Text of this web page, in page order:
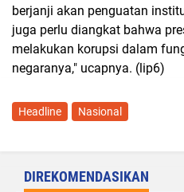
berjanji akan penguatan
juga perlu diangkat bahwa
melakukan korupsi dalam
negaranya," ucapnya. (lip6)
Headline Nasional
DIREKOMENDASIKAN